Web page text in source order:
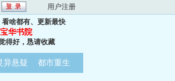
用户注册
看啥都有、更新最快
宝华书院
得好，恳请收藏
异悬疑 都市重生